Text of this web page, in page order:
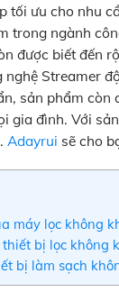
tối ưu cho nhu
trong ngành
được biết đến
Streamer
sản phẩm
gia đình. Với
Adayrui sẽ cho
máy lọc không
bị lọc không
bị làm sạch